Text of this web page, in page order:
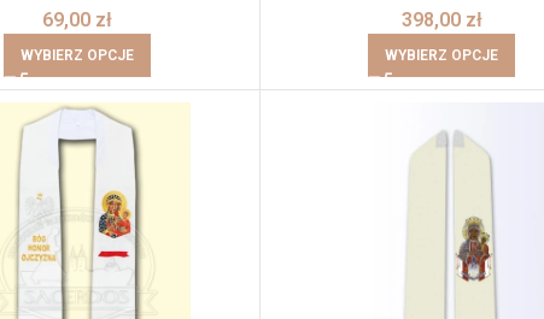
69,00 zł
WYBIERZ OPCJE
398,00 zł
WYBIERZ OPCJE